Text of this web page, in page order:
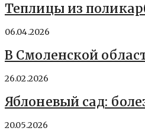
Теплицы из
06.04.2026
В Смоленской
26.02.2026
Яблоневый сад:
20.05.2026